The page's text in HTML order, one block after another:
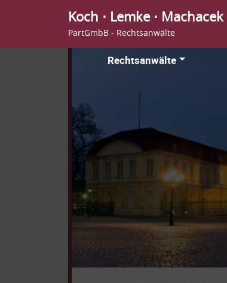
Koch ⋅ Lemke ⋅ Machacek
PartGmbB - Rechtsanwälte
Rechtsanwälte